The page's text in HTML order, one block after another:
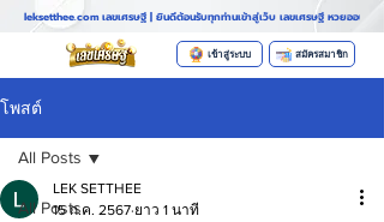
leksetthee.com เลขเศรษฐี | ยินดีต้อนรับทุกท่านเข้าสู่เว็บ เลขเศรษฐี หวยออน
เข้าสู่ระบบ สมัครสมาชิก
โพสต์
All Posts
All Posts
LEK SETTHEE
15 ก.ค. 2567 ยาว 1 นาที